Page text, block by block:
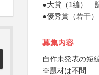
●大賞（1編）
●優秀賞（若干
募集内容
自作未発表の短
※題材は不問